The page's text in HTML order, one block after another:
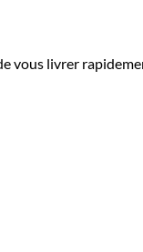
livrer